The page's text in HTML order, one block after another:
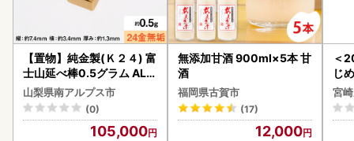
【置物】純金製(Ｋ２４) 富
士山延べ棒0.5グラム ALP
BK181
山梨県南アルプス市
(0)
105,000
無添加甘酒 900ml×5本 甘
酒
福岡県古賀市
(17)
12,000
＜
じ
ロ
宮